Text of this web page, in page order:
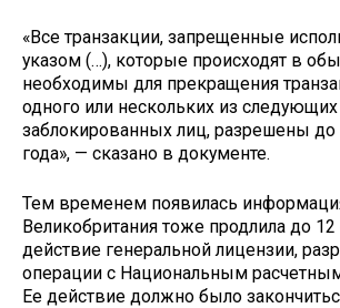
«Все транзакции, запрещенные
указом (…), которые происходят в
необходимы для прекращения
одного или нескольких из следующих
заблокированных лиц, разрешены до
года», — сказано в документе.
Тем временем появилась
Великобритания тоже продлила до 12
действие генеральной лицензии,
операции с Национальным
Ее действие должно было